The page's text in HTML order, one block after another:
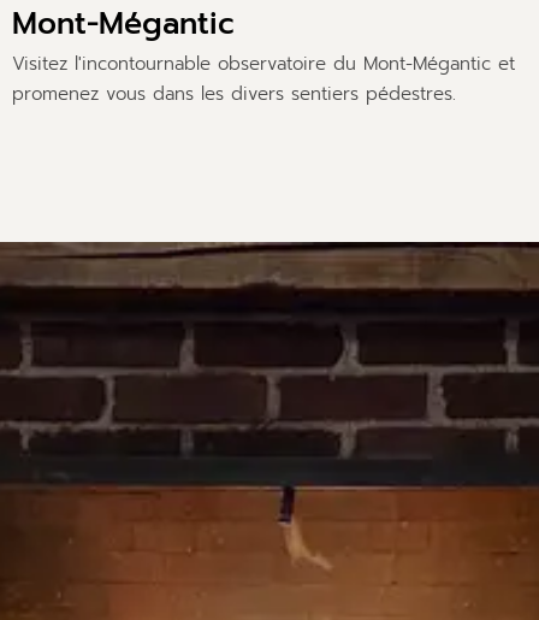
Mont-Mégantic
Visitez l'incontournable observatoire du Mont-Mégantic et
promenez vous dans les divers sentiers pédestres.